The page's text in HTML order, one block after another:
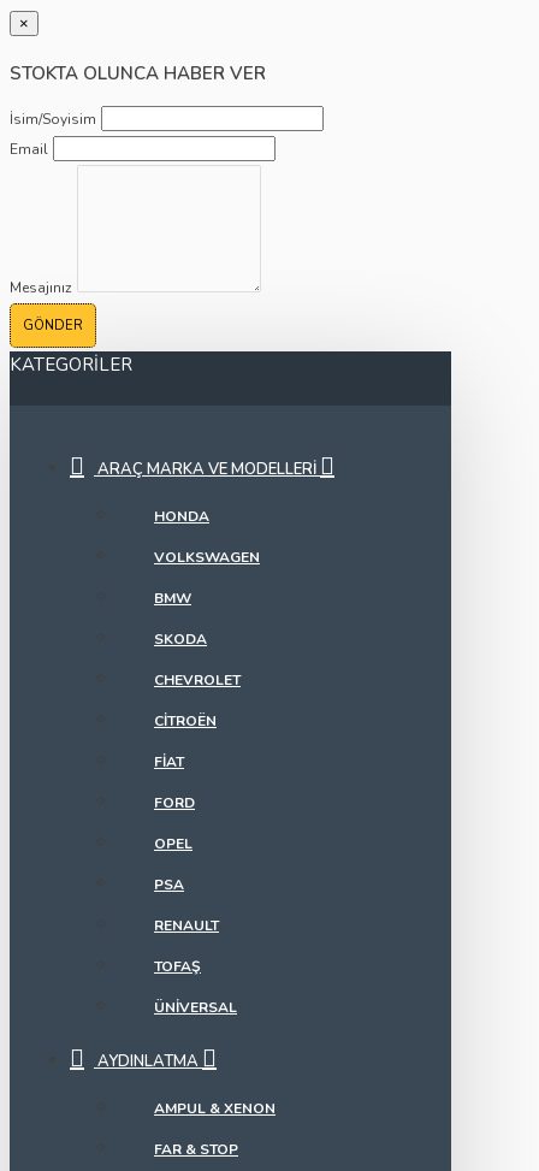
×
STOKTA OLUNCA HABER VER
İsim/Soyisim
Email
Mesajınız
GÖNDER
KATEGORILER
ARAÇ MARKA VE MODELLERI
HONDA
VOLKSWAGEN
BMW
SKODA
CHEVROLET
CITROËN
FIAT
FORD
OPEL
PSA
RENAULT
TOFAŞ
ÜNIVERSAL
AYDINLATMA
AMPUL & XENON
FAR & STOP